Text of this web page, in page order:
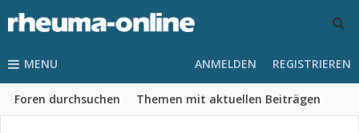
MENU
Foren durchsuchen Themen mit aktuellen Beiträgen
ANMELDEN REGISTRIEREN